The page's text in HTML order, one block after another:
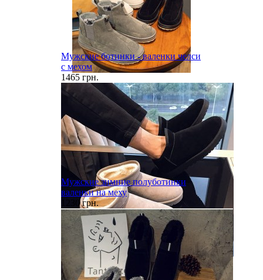
Мужские ботинки - валенки челси
с мехом
1465 грн.
Мужские зимние полуботинки
валенки на меху
1230 грн.